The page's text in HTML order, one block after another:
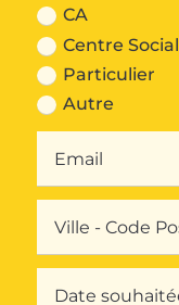
CA
Centre Social
Particulier
Autre